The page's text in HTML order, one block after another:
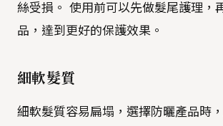
絲受損。 使用前可以先做髮尾護理，
品，達到更好的保護效果。
細軟髮質
細軟髮質容易扁塌，選擇防曬產品時